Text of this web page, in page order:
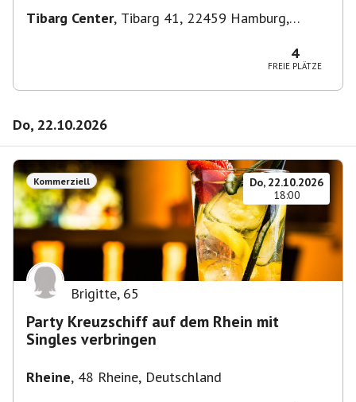
Tibarg Center, Tibarg 41, 22459 Hamburg,
4
FREIE PLÄTZE
Do, 22.10.2026
Kommerziell
Do, 22.10.2026
18:00
Brigitte, 65
Party Kreuzschiff auf dem Rhein mit
Singles verbringen
Rheine, 48 Rheine, Deutschland